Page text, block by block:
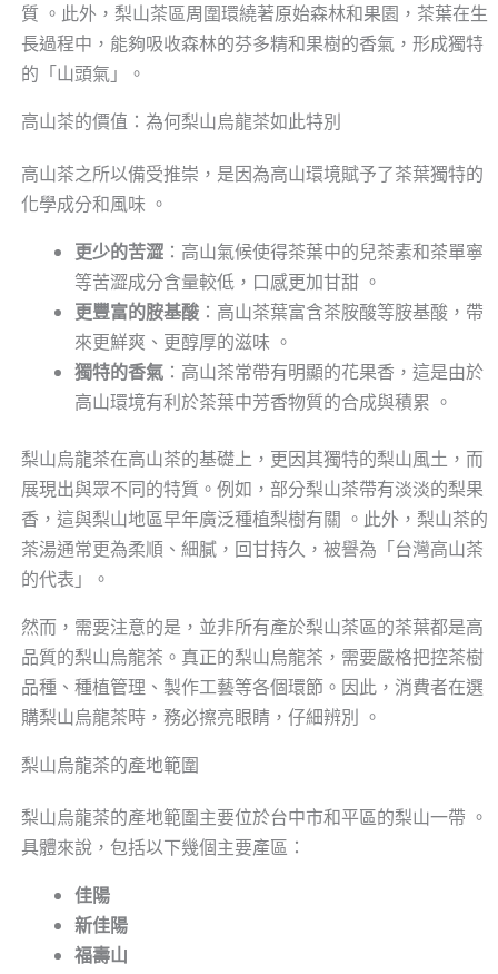
質 。此外，梨山茶區周圍環繞著原始森林和果園，茶葉在生
長過程中，能夠吸收森林的芬多精和果樹的香氣，形成獨特
的「山頭氣」。
高山茶的價值：為何梨山烏龍茶如此特別
高山茶之所以備受推崇，是因為高山環境賦予了茶葉獨特的
化學成分和風味 。
更少的苦澀：高山氣候使得茶葉中的兒茶素和茶單寧
等苦澀成分含量較低，口感更加甘甜 。
更豐富的胺基酸：高山茶葉富含茶胺酸等胺基酸，帶
來更鮮爽、更醇厚的滋味 。
獨特的香氣：高山茶常帶有明顯的花果香，這是由於
高山環境有利於茶葉中芳香物質的合成與積累 。
梨山烏龍茶在高山茶的基礎上，更因其獨特的梨山風土，而
展現出與眾不同的特質。例如，部分梨山茶帶有淡淡的梨果
香，這與梨山地區早年廣泛種植梨樹有關 。此外，梨山茶的
茶湯通常更為柔順、細膩，回甘持久，被譽為「台灣高山茶
的代表」。
然而，需要注意的是，並非所有產於梨山茶區的茶葉都是高
品質的梨山烏龍茶。真正的梨山烏龍茶，需要嚴格把控茶樹
品種、種植管理、製作工藝等各個環節。因此，消費者在選
購梨山烏龍茶時，務必擦亮眼睛，仔細辨別 。
梨山烏龍茶的產地範圍
梨山烏龍茶的產地範圍主要位於台中市和平區的梨山一帶 。
具體來說，包括以下幾個主要產區：
佳陽
新佳陽
福壽山